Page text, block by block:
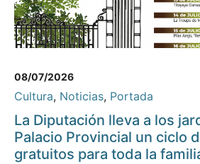
08/07/2026
Cultura, Noticias, Portada
La Diputación lleva a los
Palacio Provincial un ciclo
gratuitos para toda la